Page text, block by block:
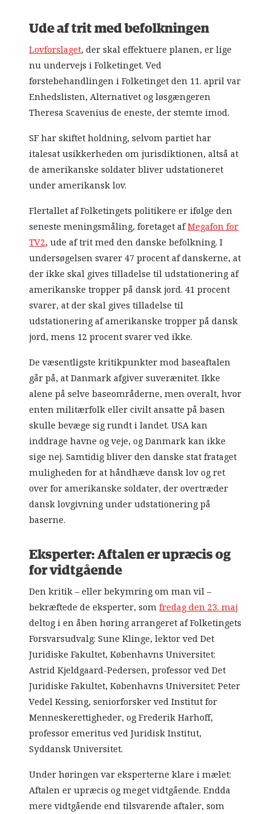
Ude af trit med befolkningen
Lovforslaget, der skal effektuere planen, er lige
nu undervejs i Folketinget. Ved
førstebehandlingen i Folketinget den 11. april var
Enhedslisten, Alternativet og løsgængeren
Theresa Scavenius de eneste, der stemte imod.
SF har skiftet holdning, selvom partiet har
italesat usikkerheden om jurisdiktionen, altså at
de amerikanske soldater bliver udstationeret
under amerikansk lov.
Flertallet af Folketingets politikere er ifølge den
seneste meningsmåling, foretaget afMegafon for
TV2, ude af trit med den danske befolkning. I
undersøgelsen svarer 47 procent af danskerne, at
der ikke skal gives tilladelse til udstationering af
amerikanske tropper på dansk jord. 41 procent
svarer, at der skal gives tilladelse til
udstationering af amerikanske tropper på dansk
jord, mens 12 procent svarer ved ikke.
De væsentligste kritikpunkter mod baseaftalen
går på, at Danmark afgiver suverænitet. Ikke
alene på selve baseområderne, men overalt, hvor
enten militærfolk eller civilt ansatte på basen
skulle bevæge sig rundt i landet. USA kan
inddrage havne og veje, og Danmark kan ikke
sige nej. Samtidig bliver den danske stat frataget
muligheden for at håndhæve dansk lov og ret
over for amerikanske soldater, der overtræder
dansk lovgivning under udstationering på
baserne.
Eksperter: Aftalen er upræcis og
for vidtgående
Den kritik – eller bekymring om man vil –
bekræftede de eksperter, somfredag den 23. maj
deltog i en åben høring arrangeret af Folketingets
Forsvarsudvalg: Sune Klinge, lektor ved Det
Juridiske Fakultet, Københavns Universitet;
Astrid Kjeldgaard-Pedersen, professor ved Det
Juridiske Fakultet, Københavns Universitet; Peter
Vedel Kessing, seniorforsker ved Institut for
Menneskerettigheder, og Frederik Harhoff,
professor emeritus ved Juridisk Institut,
Syddansk Universitet.
Under høringen var eksperterne klare i mælet:
Aftalen er upræcis og meget vidtgående. Endda
mere vidtgående end tilsvarende aftaler, som